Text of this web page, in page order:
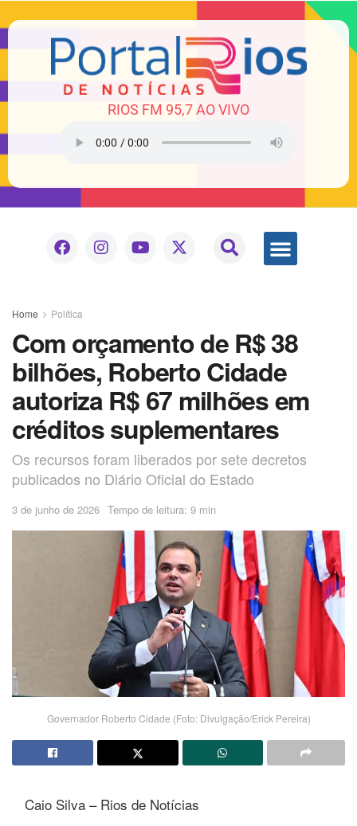
RIOS FM 95,7 AO VIVO
Home Política
Com orçamento de R$ 38
bilhões, Roberto Cidade
autoriza R$ 67 milhões em
créditos suplementares
Os recursos foram liberados por sete decretos
publicados no Diário Oficial do Estado
3 de junho de 2026 Tempo de leitura: 9 min
Governador Roberto Cidade (Foto: Divulgação/Erick Pereira)
Caio Silva – Rios de Notícias